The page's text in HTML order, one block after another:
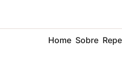
Home Sobre